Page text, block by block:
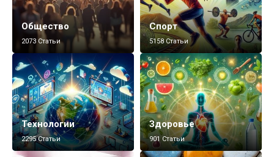
Общество
2073 Статьи
Спорт
5158 Статьи
Технологии
2295 Статьи
Здоровье
901 Статьи